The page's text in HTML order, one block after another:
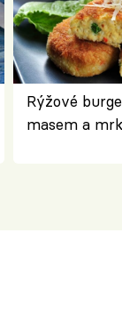
Rýžové
masem a